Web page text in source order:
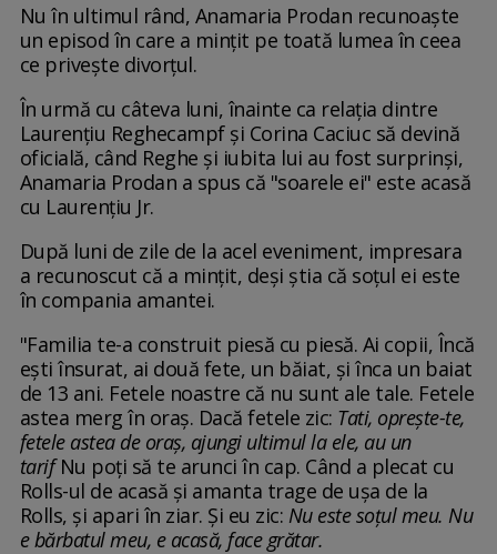
Nu în ultimul rând, Anamaria Prodan recunoaște
un episod în care a mințit pe toată lumea în ceea
ce privește divorțul.
În urmă cu câteva luni, înainte ca relația dintre
Laurențiu Reghecampf și Corina Caciuc să devină
oficială, când Reghe și iubita lui au fost surprinși,
Anamaria Prodan a spus că "soarele ei" este acasă
cu Laurențiu Jr.
După luni de zile de la acel eveniment, impresara
a recunoscut că a mințit, deși știa că soțul ei este
în compania amantei.
"Familia te-a construit piesă cu piesă. Ai copii, Încă
eşti însurat, ai două fete, un băiat, şi înca un baiat
de 13 ani. Fetele noastre că nu sunt ale tale. Fetele
astea merg în oraş. Dacă fetele zic: Tati, opreşte-te,
fetele astea de oraş, ajungi ultimul la ele, au un
tarifNu poţi să te arunci în cap. Când a plecat cu
Rolls-ul de acasă şi amanta trage de uşa de la
Rolls, şi apari în ziar. Şi eu zic: Nu este soţul meu. Nu
e bărbatul meu, e acasă, face grătar.